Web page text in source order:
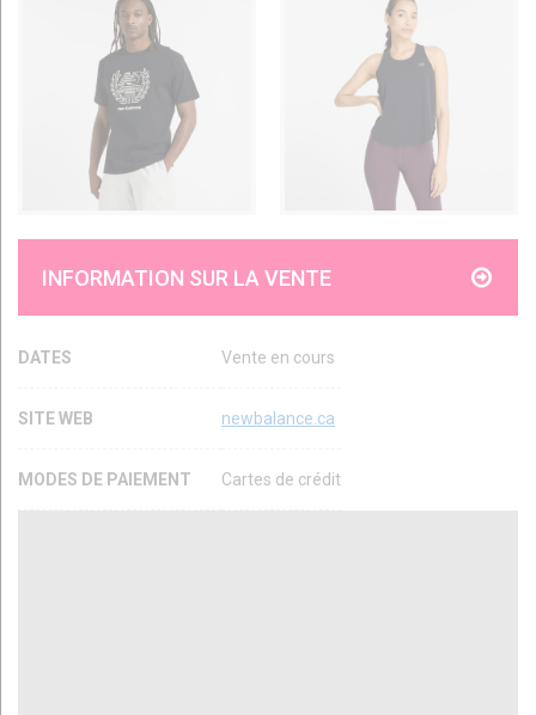
INFORMATION SUR LA VENTE
DATES Vente en cours
SITE WEB newbalance.ca
MODES DE PAIEMENT Cartes de crédit